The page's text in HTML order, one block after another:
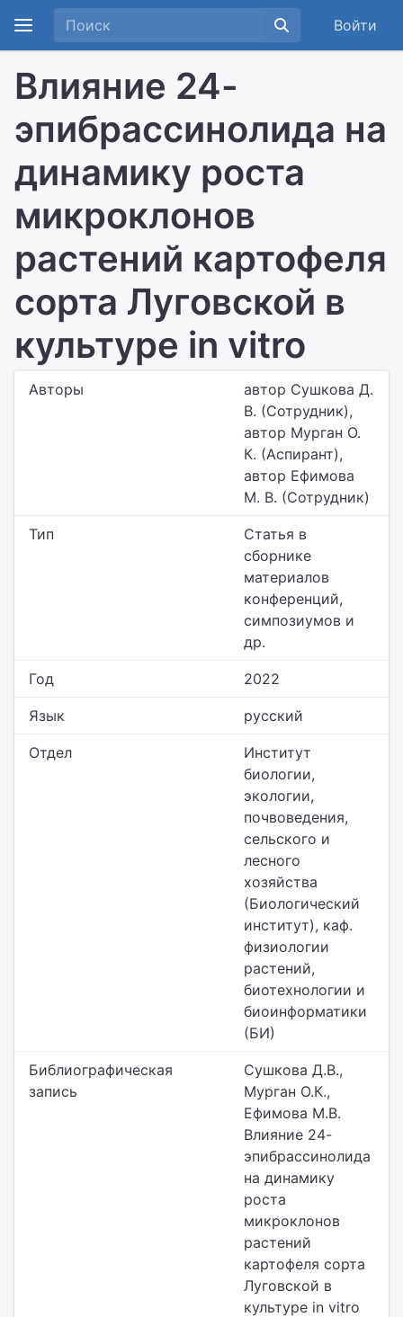
Войти
Влияние 24-
эпибрассинолида на
динамику роста
микроклонов
растений картофеля
сорта Луговской в
культуре in vitro
Авторы
автор Сушкова Д.
В. (Сотрудник),
автор Мурган О.
К. (Аспирант),
автор Ефимова
М. В. (Сотрудник)
Тип
Статья в
сборнике
материалов
конференций,
симпозиумов и
др.
Год 2022
Язык русский
Отдел
Институт
биологии,
экологии,
почвоведения,
сельского и
лесного
хозяйства
(Биологический
институт), каф.
физиологии
растений,
биотехнологии и
биоинформатики
(БИ)
Библиографическая
запись
Сушкова Д.В.,
Мурган О.К.,
Ефимова М.В.
Влияние 24-
эпибрассинолида
на динамику
роста
микроклонов
растений
картофеля сорта
Луговской в
культуре in vitro